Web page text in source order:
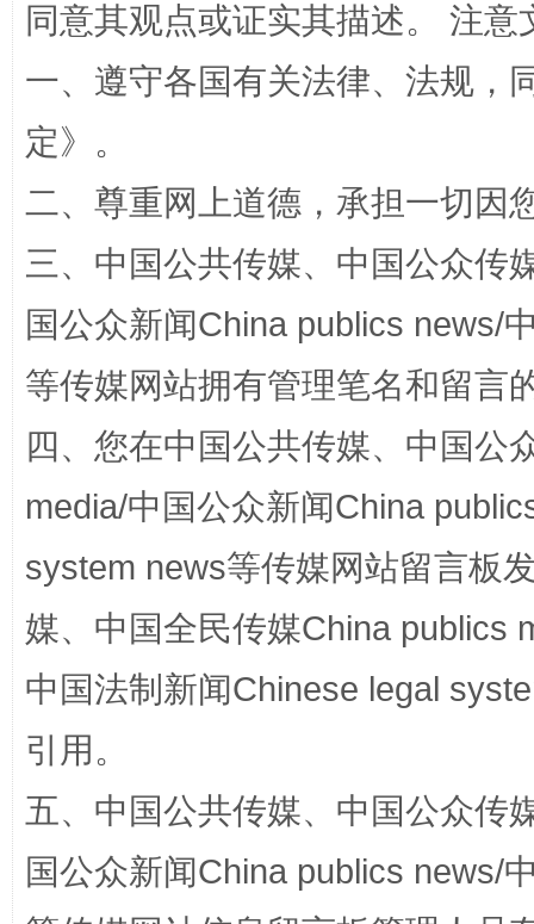
受贿1.44亿！段成刚被判无期 从幼
全民健身五年计划来了！等你上场
同意其观点或证实其描述。 注
一、遵守各国有关法律、法规，
定》。
二、尊重网上道德，承担一切因
三、中国公共传媒、中国公众传
国公众新闻China publics news/
等传媒网站拥有管理笔名和留言
四、您在中国公共传媒、中国公
media/中国公众新闻China
system news等传媒网站留言板
媒、中国全民传媒China publics
中国法制新闻Chinese legal
引用。
五、中国公共传媒、中国公众传
国公众新闻China publics news/